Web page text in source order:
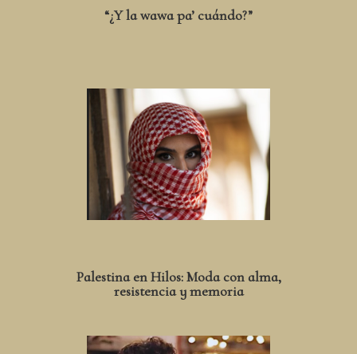
“¿Y la wawa pa’ cuándo?”
Palestina en Hilos: Moda con alma,
resistencia y memoria